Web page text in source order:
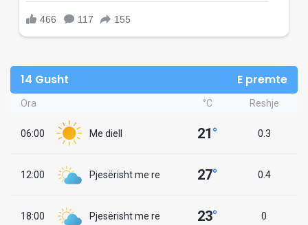
14 Gusht E premte
Ora °C Reshje
06:00 Me diell 21° 0.3
12:00 Pjesërisht me re 27° 0.4
18:00 Pjesërisht me re 23° 0